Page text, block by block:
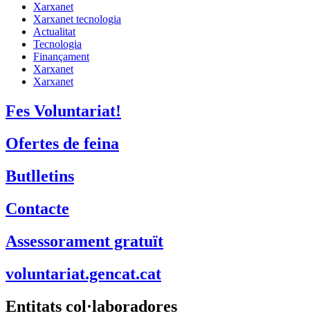
Xarxanet
Xarxanet tecnologia
Actualitat
Tecnologia
Finançament
Xarxanet
Xarxanet
Fes Voluntariat!
Ofertes de feina
Butlletins
Contacte
Assessorament gratuït
voluntariat.gencat.cat
Entitats col·laboradores